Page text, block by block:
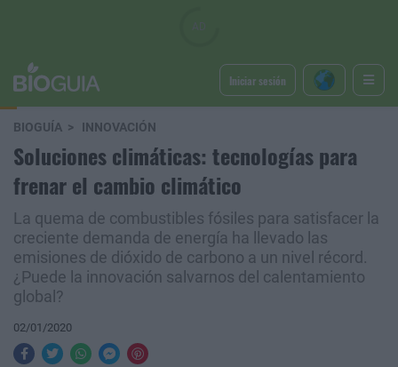
Iniciar sesión
BIOGUÍA INNOVACIÓN
Soluciones climáticas: tecnologías para
frenar el cambio climático
La quema de combustibles fósiles para satisfacer la
creciente demanda de energía ha llevado las
emisiones de dióxido de carbono a un nivel récord.
¿Puede la innovación salvarnos del calentamiento
global?
02/01/2020